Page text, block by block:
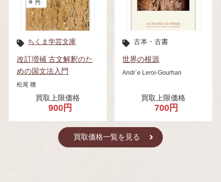
ちくま学芸文庫
改訂増補 古文解釈のた
めの国文法入門
松尾 聰
買取上限価格
900円
古本・古書
世界の根源
Andr´e Leroi‐Gourhan
買取上限価格
700円
買取価格一覧を見る